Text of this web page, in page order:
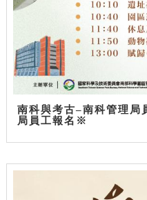
南科與考古–南科管理
局員工報名※